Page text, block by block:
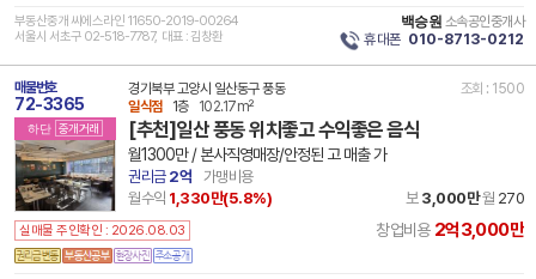
부동산중개 씨에스라인 11650-2019-00264
서울시 서초구 02-518-7787, 대표 : 김창환
백승원 소속공인중개사
휴대폰 010-8713-0212
매물번호
72-3365
하단 중개거래
경기북부 고양시 일산동구 풍동
조회 : 1500
일식점
1층 102.17m²
[추천]일산 풍동 위치좋고 수익좋은 음식
월1300만 / 본사직영매장/안정된 고 매출 가
권리금2억
가맹비용
월수익 1,330만(5.8%) 보3,000만 월 270
실매물 주인확인 : 2026.08.03 창업비용 2억3,000만